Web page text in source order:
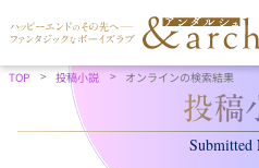
TOP 投稿小説 オンラインの検索結果
Submitted